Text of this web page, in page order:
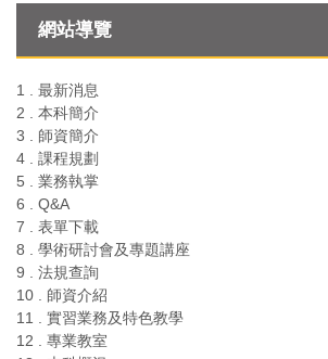
網站導覽
1 . 最新消息
2 . 本科簡介
3 . 師資簡介
4 . 課程規劃
5 . 業務執掌
6 . Q&A
7 . 表單下載
8 . 學術研討會及專題講座
9 . 法規查詢
10 . 師資介紹
11 . 實習業務及特色教學
12 . 專業教室